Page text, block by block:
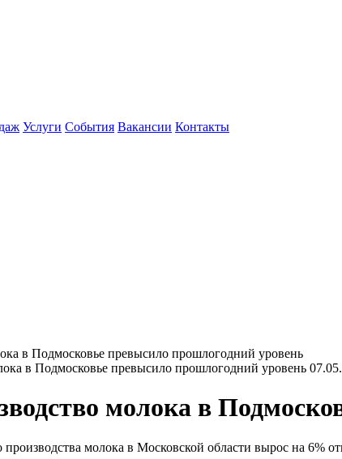
Услуги События Вакансии Контакты
в Подмосковье превысило прошлогодний уровень
молока в
молока в Московской области вырос на 6%